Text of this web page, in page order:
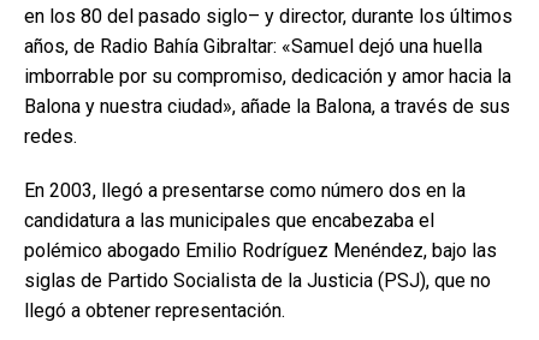
en los 80 del pasado siglo– y director, durante los últimos
años, de Radio Bahía Gibraltar: «Samuel dejó una huella
imborrable por su compromiso, dedicación y amor hacia la
Balona y nuestra ciudad», añade la Balona, a través de sus
redes.
En 2003, llegó a presentarse como número dos en la
candidatura a las municipales que encabezaba el
polémico abogado Emilio Rodríguez Menéndez, bajo las
siglas de Partido Socialista de la Justicia (PSJ), que no
llegó a obtener representación.